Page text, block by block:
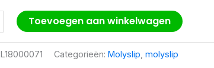
Toevoegen aan winkelwagen
Categorieën: Molyslip molyslip